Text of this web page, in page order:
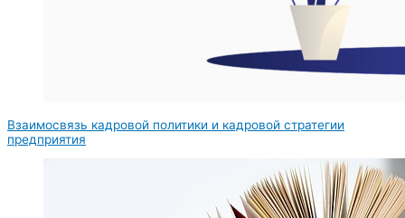
Взаимосвязь кадровой политики и кадровой стратегии
предприятия